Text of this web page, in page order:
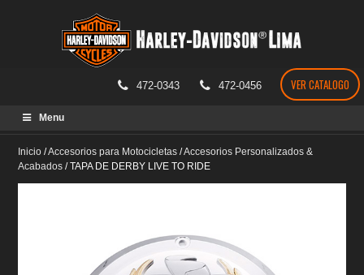
472-0343 472-0456 VER CATALOGO
Menu
Inicio /Accesorios para Motocicletas /Accesorios Personalizados &
Acabados /TAPA DE DERBY LIVE TO RIDE